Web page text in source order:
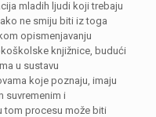
mladih ljudi koji trebaju
ne smiju biti iz toga
opismenjavanju
knjižnice, budući
u sustavu
koje poznaju, imaju
suvremenim i
tom procesu može biti